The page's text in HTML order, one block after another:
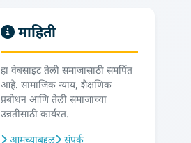
माहिती
हा वेबसाइट तेली समाजासाठी समर्पित
आहे. सामाजिक न्याय, शैक्षणिक
प्रबोधन आणि तेली समाजाच्या
उन्नतीसाठी कार्यरत.